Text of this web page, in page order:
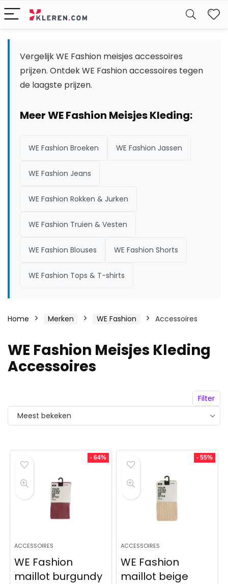
Vergelijk WE Fashion meisjes accessoires
prijzen. Ontdek WE Fashion accessoires tegen
de laagste prijzen.
Meer WE Fashion Meisjes Kleding:
WE Fashion Broeken WE Fashion Jassen
WE Fashion Jeans
WE Fashion Rokken & Jurken
WE Fashion Truien & Vesten
WE Fashion Blouses WE Fashion Shorts
WE Fashion Tops & T-shirts
Home Merken WE Fashion Accessoires
WE Fashion Meisjes Kleding
Accessoires
Filter
Meest bekeken
- 64%
ACCESSOIRES
WE Fashion
maillot burgundy
- 55%
ACCESSOIRES
WE Fashion
maillot beige